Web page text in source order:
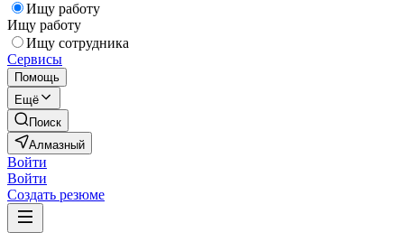
Ищу работу
Ищу работу
Ищу сотрудника
Сервисы
Помощь
Ещё
Поиск
Алмазный
Войти
Войти
Создать резюме